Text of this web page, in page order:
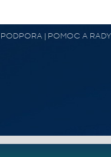
PODPORA | POMOC A RADY